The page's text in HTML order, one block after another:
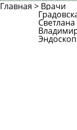
Главная > Врачи
Светлана